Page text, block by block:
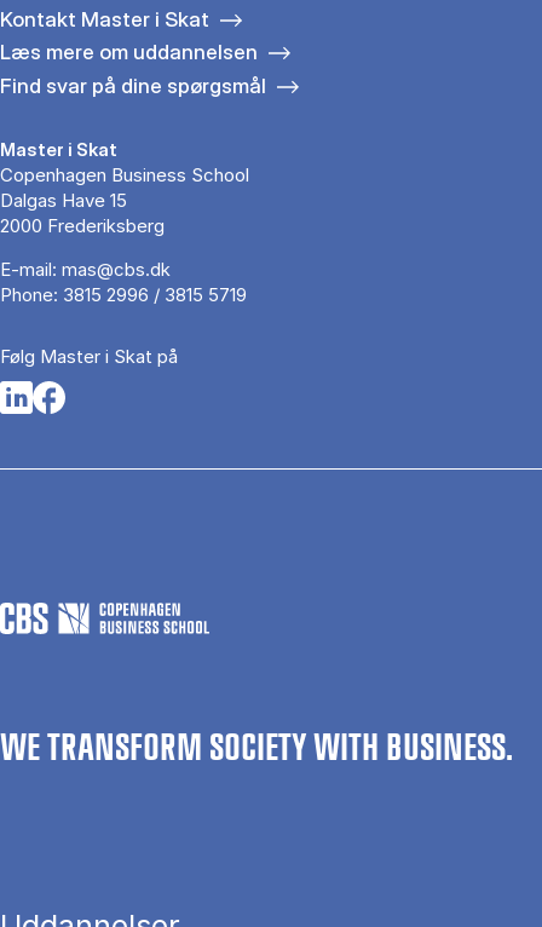
Kontakt Master i Skat
Læs mere om uddannelsen
Find svar på dine spørgsmål
Master i Skat
Copenhagen Business School
Dalgas Have 15
2000 Frederiksberg
E-mail: mas@cbs.dk
Phone: 3815 2996 / 3815 5719
Følg Master i Skat på
Opens in a new tab
Opens in a new tab
WE TRANSFORM SOCIETY WITH BUSINESS.